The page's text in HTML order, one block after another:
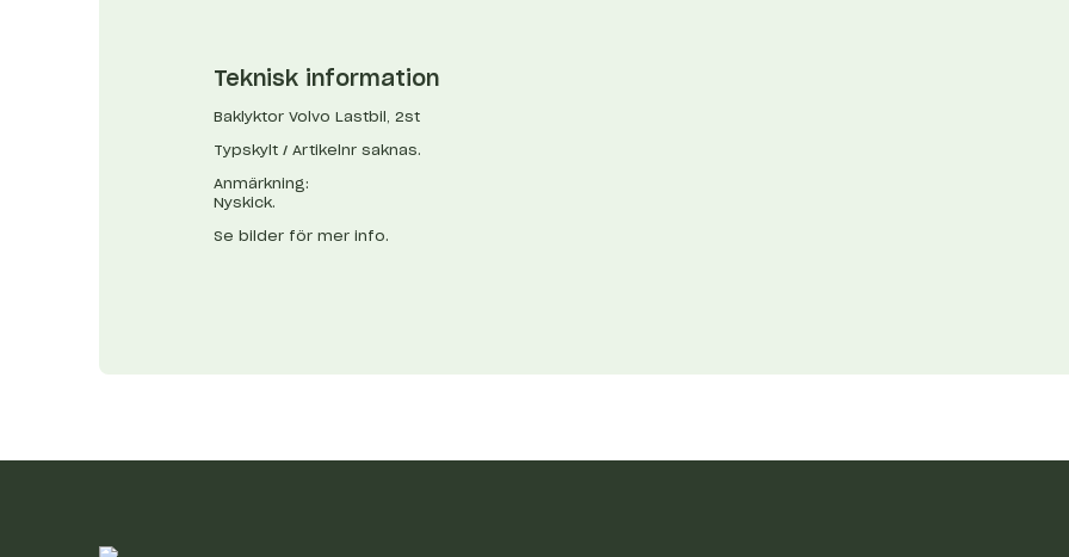
Teknisk information
Baklyktor Volvo Lastbil, 2st
Typskylt / Artikelnr saknas.
Anmärkning:
Nyskick.
Se bilder för mer info.